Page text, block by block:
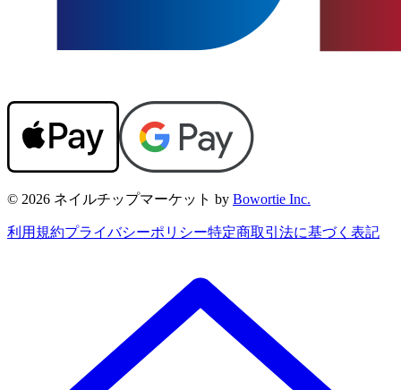
© 2026 ネイルチップマーケット by Bowortie Inc.
利用規約プライバシーポリシー特定商取引法に基づく表記